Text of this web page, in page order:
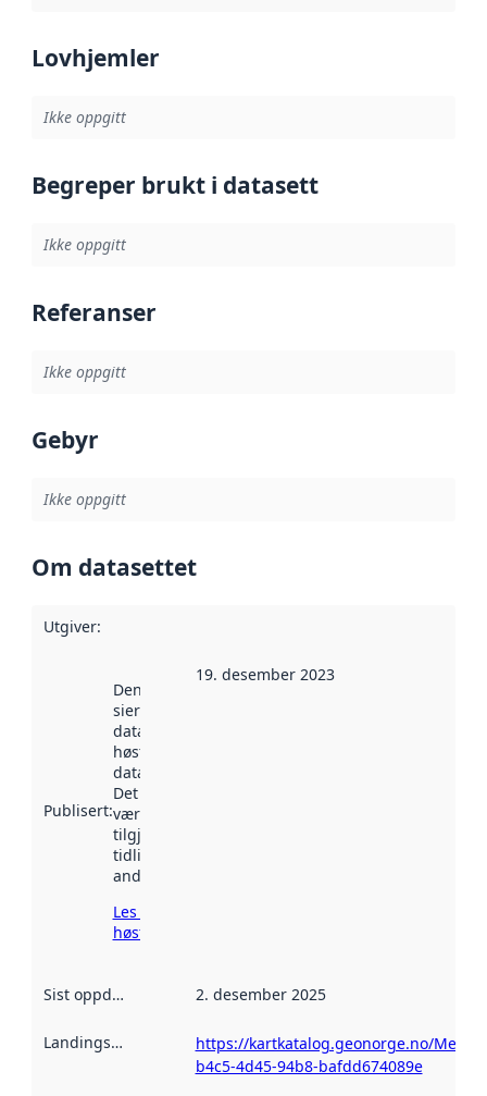
Lovhjemler
Ikke oppgitt
Begreper brukt i datasett
Ikke oppgitt
Referanser
Ikke oppgitt
Gebyr
Ikke oppgitt
Om datasettet
Utgiver:
Publisert:
Denne datoen
sier når
datasettet ble
høstet av
data.norge.no.
Det kan ha
vært
tilgjengelig
tidligere
andre steder.
Les mer om
høsting her
19. desember 2023
Sist oppdatert 2. desember 2025
Landingsside
https://kartkatalog.geonorge.no/
b4c5-4d45-94b8-bafdd674089e